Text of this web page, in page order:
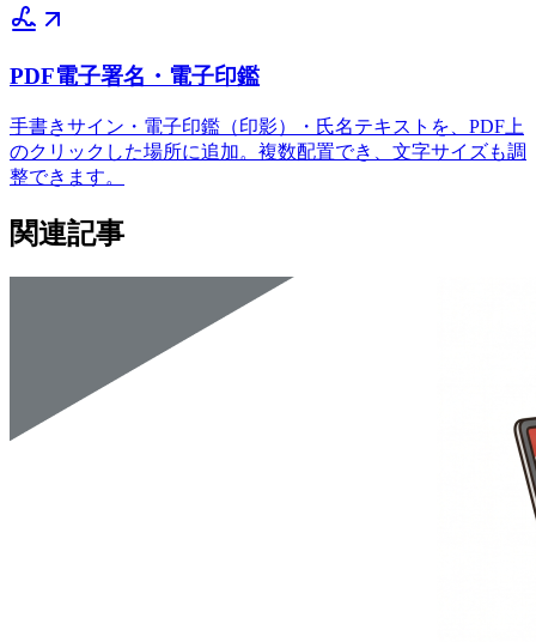
PDF電子署名・電子印鑑
手書きサイン・電子印鑑（印影）・氏名テキストを、PDF上
のクリックした場所に追加。複数配置でき、文字サイズも調
整できます。
関連記事